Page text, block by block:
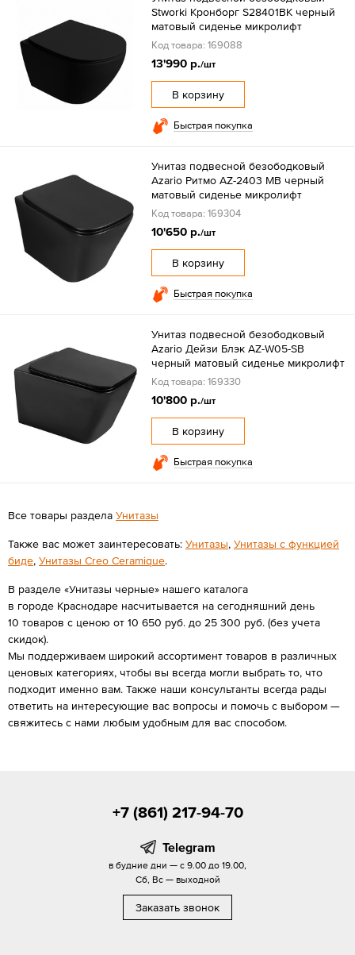
Stworki Кронборг S28401BK черный
матовый сиденье микролифт
Код товара: 169088
13'990 р./шт
В корзину
Быстрая покупка
Унитаз подвесной безободковый
Azario Ритмо AZ-2403 MB черный
матовый сиденье микролифт
Код товара: 169304
10'650 р./шт
В корзину
Быстрая покупка
Унитаз подвесной безободковый
Azario Дейзи Блэк AZ-W05-SB
черный матовый сиденье микролифт
Код товара: 169330
10'800 р./шт
В корзину
Быстрая покупка
Все товары раздела Унитазы
Также вас может заинтересовать: Унитазы, Унитазы с функцией
биде, Унитазы Creo Ceramique.
В разделе «Унитазы черные» нашего каталога
в городе Краснодаре насчитывается на сегодняшний день
10 товаров с ценою от 10 650 руб. до 25 300 руб. (без учета
скидок).
Мы поддерживаем широкий ассортимент товаров в различных
ценовых категориях, чтобы вы всегда могли выбрать то, что
подходит именно вам. Также наши консультанты всегда рады
ответить на интересующие вас вопросы и помочь с выбором —
свяжитесь с нами любым удобным для вас способом.
+7 (861) 217-94-70
Telegram
в будние дни — с 9.00 до 19.00,
Сб, Вс — выходной
Заказать звонок